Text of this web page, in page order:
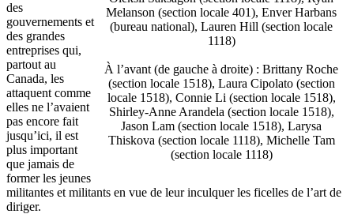
Melanson (section locale 401), Enver Harbans
(bureau national), Lauren Hill (section locale
1118)
À l’avant (de gauche à droite) : Brittany Roche
(section locale 1518), Laura Cipolato (section
locale 1518), Connie Li (section locale 1518),
Shirley-Anne Arandela (section locale 1518),
Jason Lam (section locale 1518), Larysa
Thiskova (section locale 1118), Michelle Tam
(section locale 1118)
des
gouvernements et
des grandes
entreprises qui,
partout au
Canada, les
attaquent comme
elles ne l’avaient
pas encore fait
jusqu’ici, il est
plus important
que jamais de
former les jeunes
militantes et militants en vue de leur inculquer les ficelles de l’art de
diriger.